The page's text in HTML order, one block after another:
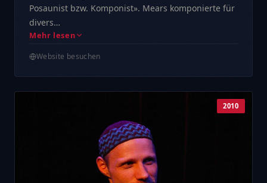
Posaunist bzw. Komponist». Mears komponierte für
divers…
Mehr lesen
Website besuchen
2010